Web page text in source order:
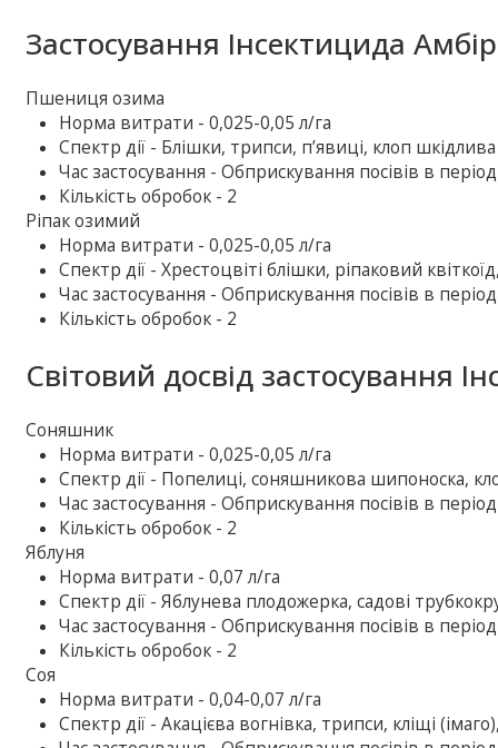
Застосування Інсектицида
Пшениця озима
Норма витрати - 0,025-0,05 л/га
Спектр дії - Блішки, трипси, п’явиці, клоп
Час застосування - Обприскування посівів в період
Кількість обробок - 2
Ріпак озимий
Норма витрати - 0,025-0,05 л/га
Спектр дії - Хрестоцвіті блішки, ріпаковий
Час застосування - Обприскування посівів в період
Кількість обробок - 2
Світовий досвід застосування
Соняшник
Норма витрати - 0,025-0,05 л/га
Спектр дії - Попелиці, соняшникова шипоноска,
Час застосування - Обприскування посівів в період
Кількість обробок - 2
Яблуня
Норма витрати - 0,07 л/га
Спектр дії - Яблунева плодожерка, садові
Час застосування - Обприскування посівів в період
Кількість обробок - 2
Соя
Норма витрати - 0,04-0,07 л/га
Спектр дії - Акацієва вогнівка, трипси, кліщі